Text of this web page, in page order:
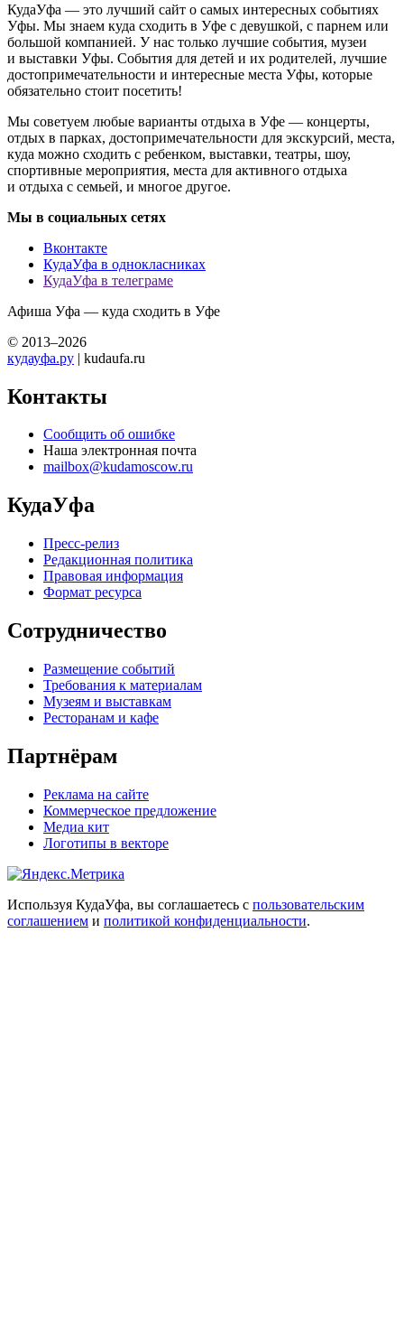
КудаУфа — это лучший сайт о самых интересных событиях
Уфы. Мы знаем куда сходить в Уфе с девушкой, с парнем или
большой компанией. У нас только лучшие события, музеи
и выставки Уфы. События для детей и их родителей, лучшие
достопримечательности и интересные места Уфы, которые
обязательно стоит посетить!
Мы советуем любые варианты отдыха в Уфе — концерты,
отдых в парках, достопримечательности для экскурсий, места,
куда можно сходить с ребенком, выставки, театры, шоу,
спортивные мероприятия, места для активного отдыха
и отдыха с семьей, и многое другое.
Мы в социальных сетях
Вконтакте
КудаУфа в однокласниках
КудаУфа в телеграме
Афиша Уфа — куда сходить в Уфе
© 2013–2026
кудауфа.ру | kudaufa.ru
Контакты
Сообщить об ошибке
Наша электронная почта
mailbox@kudamoscow.ru
КудаУфа
Пресс-релиз
Редакционная политика
Правовая информация
Формат ресурса
Сотрудничество
Размещение событий
Требования к материалам
Музеям и выставкам
Ресторанам и кафе
Партнёрам
Реклама на сайте
Коммерческое предложение
Медиа кит
Логотипы в векторе
Используя КудаУфа, вы соглашаетесь с пользовательским
соглашением и политикой конфиденциальности.